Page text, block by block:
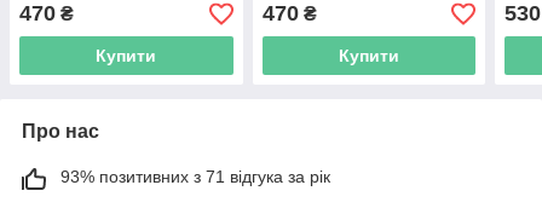
470 ₴
Купити
470₴
Купити
530
Про нас
93% позитивних з 71 відгука за рік